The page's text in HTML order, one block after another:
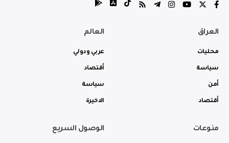
العراق
محليات
سياسة
أمن
أقتصاد
العالم
عربي ودولي
أقتصاد
سياسة
الاخيرة
منوعات الوصول السريع